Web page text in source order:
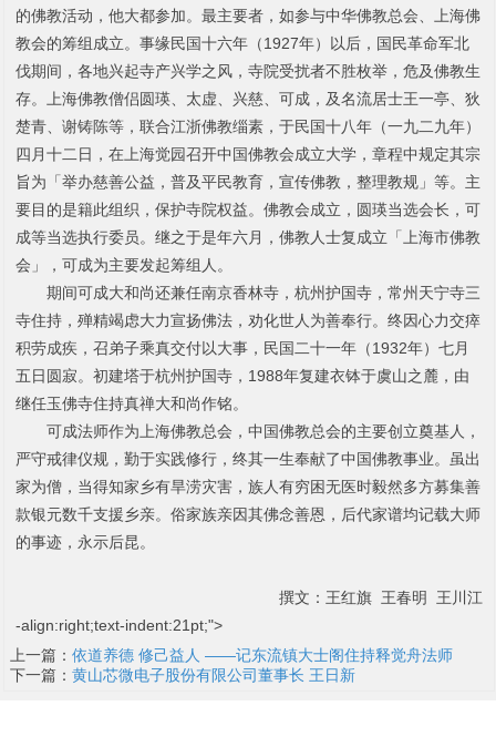
的佛教活动，他大都参加。最主要者，如参与中华佛教总会、上海佛
教会的筹组成立。事缘民国十六年（1927年）以后，国民革命军北
伐期间，各地兴起寺产兴学之风，寺院受扰者不胜枚举，危及佛教生
存。上海佛教僧侣圆瑛、太虚、兴慈、可成，及名流居士王一亭、狄
楚青、谢铸陈等，联合江浙佛教缁素，于民国十八年（一九二九年）
四月十二日，在上海觉园召开中国佛教会成立大学，章程中规定其宗
旨为「举办慈善公益，普及平民教育，宣传佛教，整理教规」等。主
要目的是籍此组织，保护寺院权益。佛教会成立，圆瑛当选会长，可
成等当选执行委员。继之于是年六月，佛教人士复成立「上海市佛教
会」，可成为主要发起筹组人。
期间可成大和尚还兼任南京香林寺，杭州护国寺，常州天宁寺三
寺住持，殚精竭虑大力宣扬佛法，劝化世人为善奉行。终因心力交瘁
积劳成疾，召弟子乘真交付以大事，民国二十一年（1932年）七月
五日圆寂。初建塔于杭州护国寺， 1988年复建衣钵于虞山之麓，由
继任玉佛寺住持真禅大和尚作铭。
可成法师作为上海佛教总会，中国佛教总会的主要创立奠基人，
严守戒律仪规，勤于实践修行，终其一生奉献了中国佛教事业。虽出
家为僧，当得知家乡有旱涝灾害，族人有穷困无医时毅然多方募集善
款银元数千支援乡亲。俗家族亲因其佛念善恩，后代家谱均记载大师
的事迹，永示后昆。
撰文：王红旗 王春明 王川江
-align:right;text-indent:21pt;">
上一篇： 依道养德 修己益人 ——记东流镇大士阁住持释觉舟法师
下一篇： 黄山芯微电子股份有限公司董事长 王日新